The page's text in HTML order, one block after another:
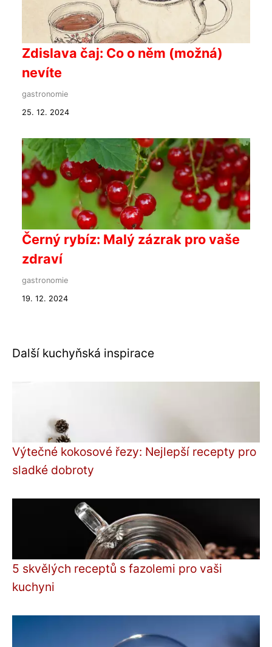
Zdislava čaj: Co o něm (možná)
nevíte
gastronomie
25. 12. 2024
Černý rybíz: Malý zázrak pro vaše
zdraví
gastronomie
19. 12. 2024
Další kuchyňská inspirace
Výtečné kokosové řezy: Nejlepší recepty pro
sladké dobroty
5 skvělých receptů s fazolemi pro vaši
kuchyni